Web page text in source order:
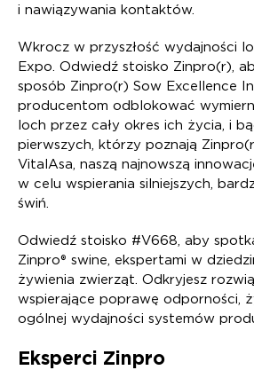
i nawiązywania kontaktów.
Wkrocz w przyszłość wydajności
Expo. Odwiedź stoisko Zinpro(r),
sposób Zinpro(r) Sow Excellence
producentom odblokować
loch przez cały okres ich życia, i
pierwszych, którzy poznają
VitalAsa, naszą najnowszą
w celu wspierania silniejszych,
świń.
Odwiedź stoisko #V668, aby
Zinpro® swine, ekspertami w
żywienia zwierząt. Odkryjesz
wspierające poprawę odporności,
ogólnej wydajności systemów
Eksperci Zinpro